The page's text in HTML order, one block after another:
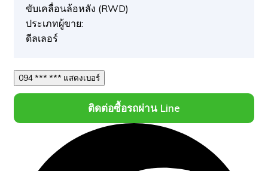
ขับเคลื่อนล้อหลัง (RWD)
ประเภทผู้ขาย:
ดีลเลอร์
094 *** *** แสดงเบอร์
ติดต่อซื้อรถผ่าน Line